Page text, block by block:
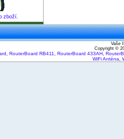
zboží.
Vaše
Copyright ©
RouterBoard RB411 RouterBoard 433AH
WiFi Anténa